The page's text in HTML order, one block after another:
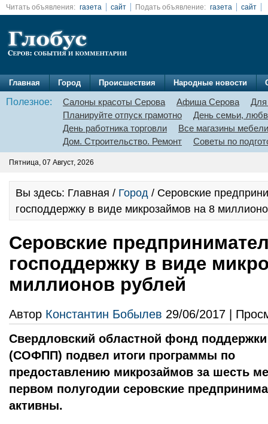
Читать объявления: газета сайт Подать объявление: газета сайт
Главная Город Происшествия Народные новости
Полезное: Салоны красоты Серова Афиша Серова
Для
Планируйте отпуск грамотно
День семьи,
День работника торговли
Все магазины мебели
Дом. Строительство. Ремонт
Советы по
Пятница, 07 Август, 2026
Вы здесь: Главная / Город / Серовские
господдержку в виде микрозаймов на 8
Серовские
господдержку в виде
миллионов рублей
Автор Константин Бобылев 29/06/2017 |
Свердловский областной фонд
(СОФПП) подвел итоги программы по
предоставлению микрозаймов за шесть
первом полугодии серовские
активны.